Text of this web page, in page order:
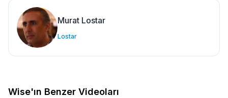
Murat Lostar
Lostar
Wise'ın Benzer Videoları